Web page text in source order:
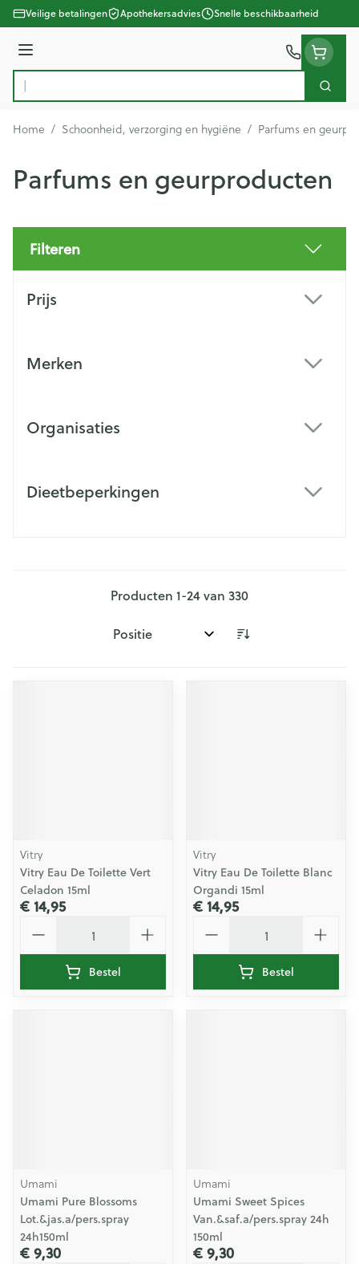
Ga naar de inhoud
Veilige betalingen Apothekersadvies Snelle beschikbaarheid
Menu
Product, merk, categorie...
Zoek
Home / Schoonheid, verzorging en hygiëne / Parfums en
Parfums en geurproducten
Filteren
Prijs
Merken
Organisaties
Dieetbeperkingen
Producten 1-24van 330
Sorteer op:
Vitry
Vitry Eau De Toilette Vert
Celadon 15ml
€ 14,95
Bestel
Vitry
Vitry Eau De Toilette Blanc
Organdi 15ml
€ 14,95
Bestel
Umami
Umami Pure Blossoms
Lot.&jas.a/pers.spray
24h150ml
€ 9,30
Umami
Umami Sweet Spices
Van.&saf.a/pers.spray 24h
150ml
€ 9,30